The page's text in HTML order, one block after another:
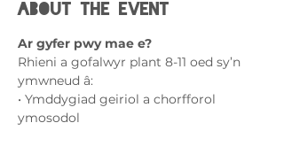
About the event
Ar gyfer pwy mae e?
Rhieni a gofalwyr plant 8-11 oed sy’n
ymwneud â:
• Ymddygiad geiriol a chorfforol
ymosodol